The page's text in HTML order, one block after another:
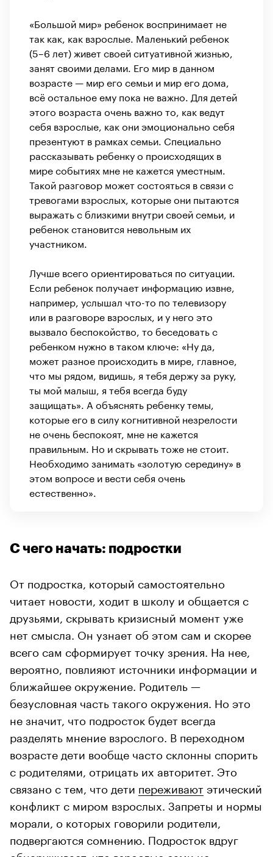
«Большой мир» ребенок воспринимает не
так как, как взрослые. Маленький ребенок
(5–6 лет) живет своей ситуативной жизнью,
занят своими делами. Его мир в данном
возрасте — мир его семьи и мир его дома,
всё остальное ему пока не важно. Для детей
этого возраста очень важно то, как ведут
себя взрослые, как они эмоционально себя
презентуют в рамках семьи. Специально
рассказывать ребенку о происходящих в
мире событиях мне не кажется уместным.
Такой разговор может состояться в связи с
тревогами взрослых, которые они пытаются
выражать с близкими внутри своей семьи, и
ребенок становится невольным их
участником.
Лучше всего ориентироваться по ситуации.
Если ребенок получает информацию извне,
например, услышал что-то по телевизору
или в разговоре взрослых, и у него это
вызвало беспокойство, то беседовать с
ребенком нужно в таком ключе: «Ну да,
может разное происходить в мире, главное,
что мы рядом, видишь, я тебя держу за руку,
ты мой малыш, я тебя всегда буду
защищать». А объяснять ребенку темы,
которые его в силу когнитивной незрелости
не очень беспокоят, мне не кажется
правильным. Но и скрывать тоже не стоит.
Необходимо занимать «золотую середину» в
этом вопросе и вести себя очень
естественно».
С чего начать: подростки
От подростка, который самостоятельно
читает новости, ходит в школу и общается с
друзьями, скрывать кризисный момент уже
нет смысла. Он узнает об этом сам и скорее
всего сам сформирует точку зрения. На нее,
вероятно, повлияют источники информации и
ближайшее окружение. Родитель —
безусловная часть такого окружения. Но это
не значит, что подросток будет всегда
разделять мнение взрослого. В переходном
возрасте дети вообще часто склонны спорить
с родителями, отрицать их авторитет. Это
связано с тем, что дети переживаютэтический
конфликт с миром взрослых. Запреты и нормы
морали, о которых говорили родители,
подвергаются сомнению. Подросток вдруг